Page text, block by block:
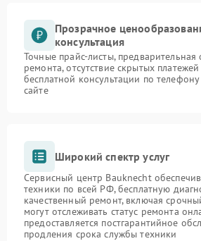
Прозрачное
консультация
Точные прайс-листы, предварительная
ремонта, отсутствие скрытых
бесплатной консультации по
сайте
Широкий спектр услуг
Сервисный центр Bauknecht
техники по всей РФ, бесплатную
качественный ремонт, включая
могут отслеживать статус ремонта
предоставляется постгарантийное
продления срока службы техники